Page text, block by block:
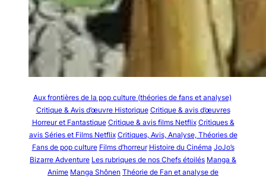
Aux frontières de la pop culture (théories de fans et analyse)
Critique & Avis d’œuvre Historique Critique & avis d’œuvres
Horreur et Fantastique Critique & avis films Netflix Critiques &
avis Séries et Films Netflix Critiques, Avis, Analyse, Théories de
Fans de pop culture Films d’horreur Histoire du Cinéma JoJo’s
Bizarre Adventure Les rubriques de nos Chefs étoilés Manga &
Anime Manga Shônen Théorie de Fan et analyse de